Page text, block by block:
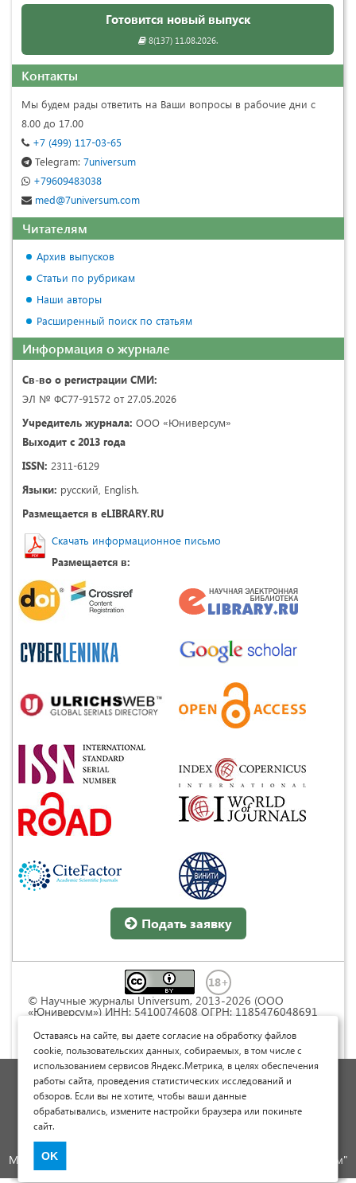
Готовится новый выпуск
8(137) 11.08.2026.
Контакты
Мы будем рады ответить на Ваши вопросы в рабочие дни с
8.00 до 17.00
+7 (499) 117-03-65
Telegram: 7universum
+79609483038
med@7universum.com
Читателям
Архив выпусков
Статьи по рубрикам
Наши авторы
Расширенный поиск по статьям
Информация о журнале
Св-во о регистрации СМИ:
ЭЛ № ФС77-91572 от 27.05.2026
Учредитель журнала: ООО «Юниверсум»
Выходит с 2013 года
ISSN: 2311-6129
Языки: русский, English.
Размещается в eLIBRARY.RU
Скачать информационное письмо
Размещается в:
Подать заявку
© Научные журналы Universum, 2013-2026 (ООО
«Юниверсум») ИНН: 5410074608 ОГРН: 1185476048691
Commons « Attribution» («Атрибуция») 4.0
Непортированная
Политика обработки персональных данных
Договор оферты
Опубликовать научную статью
Международный научно-исследовательский журнал "Юниверсум"
Оставаясь на сайте, вы даете согласие на обработку файлов
cookie, пользовательских данных, собираемых, в том числе с
использованием сервисов Яндекс.Метрика, в целях обеспечения
работы сайта, проведения статистических исследований и
обзоров. Если вы не хотите, чтобы ваши данные
обрабатывались, измените настройки браузера или покиньте
сайт.
OK